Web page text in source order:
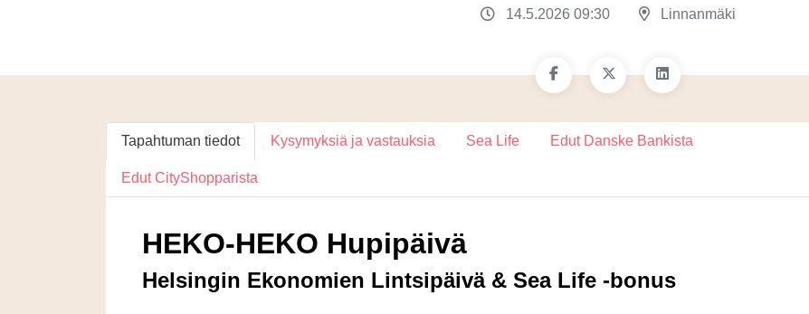
14.5.2026 09:30 Linnanmäki
Tapahtuman tiedot Kysymyksiä ja vastauksia Sea Life Edut Danske Bankista
Edut CityShopparista
HEKO-HEKO Hupipäivä
Helsingin Ekonomien Lintsipäivä & Sea Life -bonus